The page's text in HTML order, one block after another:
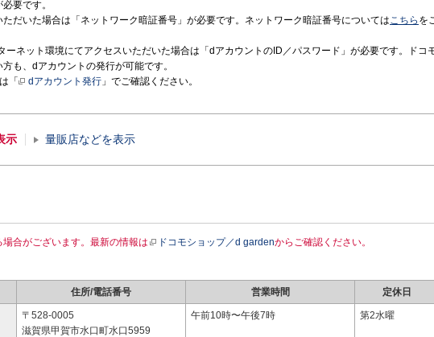
要です。
ただいた場合は「ネットワーク暗証番号」が必要です。ネットワーク暗証番号についてはこちら を
ーネット環境にてアクセスいただいた場合は「dアカウントのID／パスワード」が必要です。ドコ
も、dアカウントの発行が可能です。
「
dアカウント発行 」でご確認ください。
示 量販店などを表示
合がございます。最新の情報は ドコモショップ／d gardenからご確認ください。
住所/電話番号 営業時間 定休日
〒528-0005
滋賀県甲賀市水口町水口5959
午前10時〜午後7時 第2水曜